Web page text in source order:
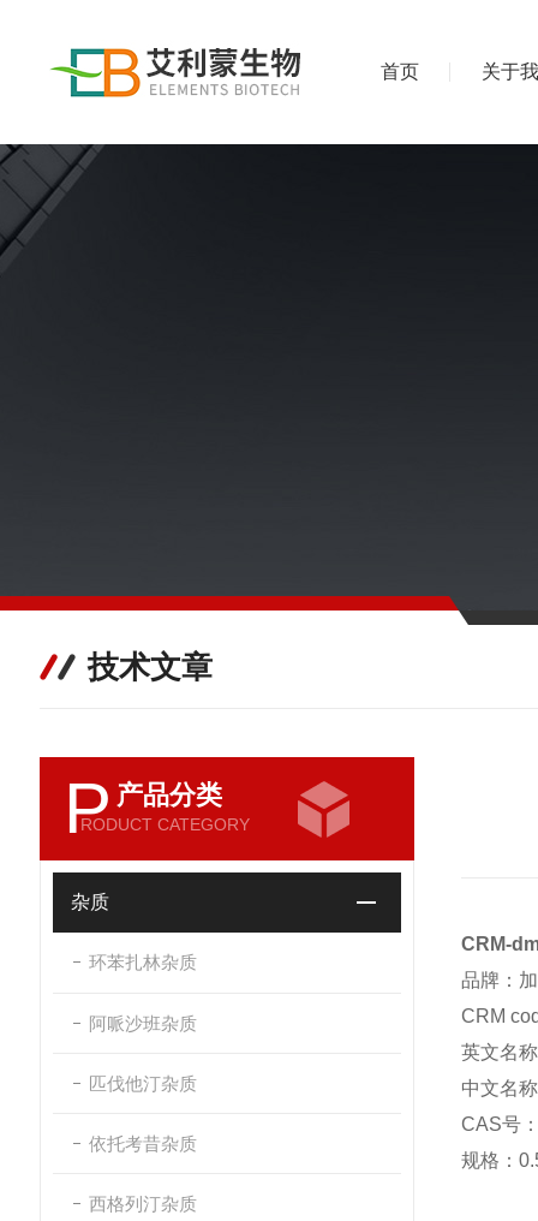
首页 关于
技术文章
P 产品分类
RODUCT CATEGORY
杂质
环苯扎林杂质
阿哌沙班杂质
匹伐他汀杂质
依托考昔杂质
西格列汀杂质
CRM-
品牌：
CRM
英文名
中文名
CAS号
规格：